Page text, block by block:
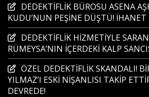
DEDEKTİFLİK BÜROSU ASENA
KUDU’NUN PEŞİNE DÜŞTÜ! İHANET
DEDEKTİFLİK HİZMETİYLE
RÜMEYSA’NIN İÇERDEKİ KALP
ÖZEL DEDEKTİFLİK SKANDALI!
YILMAZ’I ESKİ NİŞANLISI TAKİP
DEVREDE!